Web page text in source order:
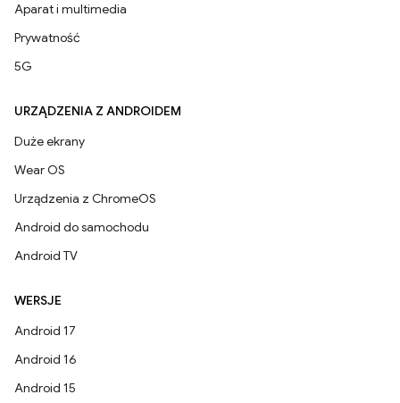
Aparat i multimedia
Prywatność
5G
URZĄDZENIA Z ANDROIDEM
Duże ekrany
Wear OS
Urządzenia z ChromeOS
Android do samochodu
Android TV
WERSJE
Android 17
Android 16
Android 15